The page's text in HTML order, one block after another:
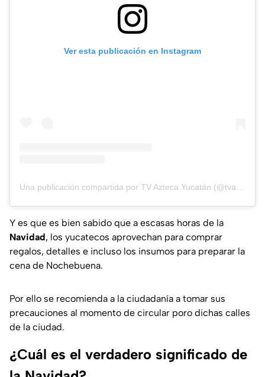
Ver esta publicación en Instagram
Una publicación compartida por TV Azteca Yucatán (@tvaztecayucatan)
Y es que es bien sabido que a escasas horas de la
Navidad, los yucatecos aprovechan para comprar
regalos, detalles e incluso los insumos para preparar la
cena de Nochebuena.
Por ello se recomienda a la ciudadanía a tomar sus
precauciones al momento de circular poro dichas calles
de la ciudad.
¿Cuál es el verdadero significado de